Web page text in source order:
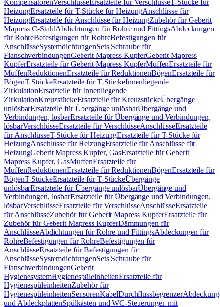
KompensatorenVerschlüsseErsatzteile für VerschlüsseT-Stücke für
HeizungErsatzteile für T-Stücke für HeizungAnschlüsse für
HeizungErsatzteile für Anschlüsse für HeizungZubehör für Geberit
Mapress C-StahlAbdichtungen für Rohre und FittingsAbdeckungen
für RohreBefestigungen für RohreBefestigungen für
AnschlüsseSystemdichtungenSets Schraube für
FlanschverbindungenGeberit Mapress KupferGeberit Mapress
KupferErsatzteile für Geberit Mapress KupferMuffenErsatzteile für
MuffenReduktionenErsatzteile für ReduktionenBögenErsatzteile für
BögenT-StückeErsatzteile für T-StückeInnenliegende
ZirkulationErsatzteile für Innenliegende
ZirkulationKreuzstückeErsatzteile für KreuzstückeÜbergänge
unlösbarErsatzteile für Übergänge unlösbarÜbergänge und
Verbindungen, lösbarErsatzteile für Übergänge und Verbindungen,
lösbarVerschlüsseErsatzteile für VerschlüsseAnschlüsseErsatzteile
für AnschlüsseT-Stücke für HeizungErsatzteile für T-Stücke für
HeizungAnschlüsse für HeizungErsatzteile für Anschlüsse für
HeizungGeberit Mapress Kupfer, GasErsatzteile für Geberit
Mapress Kupfer, GasMuffenErsatzteile für
MuffenReduktionenErsatzteile für ReduktionenBögenErsatzteile für
BögenT-StückeErsatzteile für T-StückeÜbergänge
unlösbarErsatzteile für Übergänge unlösbarÜbergänge und
Verbindungen, lösbarErsatzteile für Übergänge und Verbindungen,
lösbarVerschlüsseErsatzteile für VerschlüsseAnschlüsseErsatzteile
für AnschlüsseZubehör für Geberit Mapress KupferErsatzteile für
Zubehör für Geberit Mapress KupferDämmungen für
AnschlüsseAbdichtungen für Rohre und FittingsAbdeckungen für
RohreBefestigungen für RohreBefestigungen für
AnschlüsseErsatzteile für Befestigungen für
AnschlüsseSystemdichtungenSets Schraube für
FlanschverbindungenGeberit
HygienesystemHygienespüleinheitenErsatzteile für
HygienespüleinheitenZubehör für
HygienespüleinheitenSensorenKabelDurchflussbegrenzer
und AbdeckplattenSpülkästen und WC-Steuerungen mit